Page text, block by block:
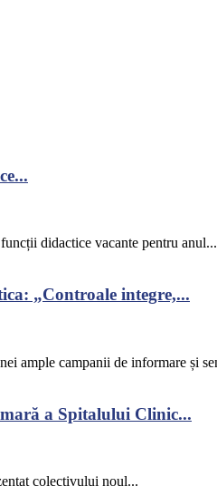
didactice vacante pentru anul...
„Controale integre,...
ample campanii de informare și
a Spitalului Clinic...
colectivului noul...